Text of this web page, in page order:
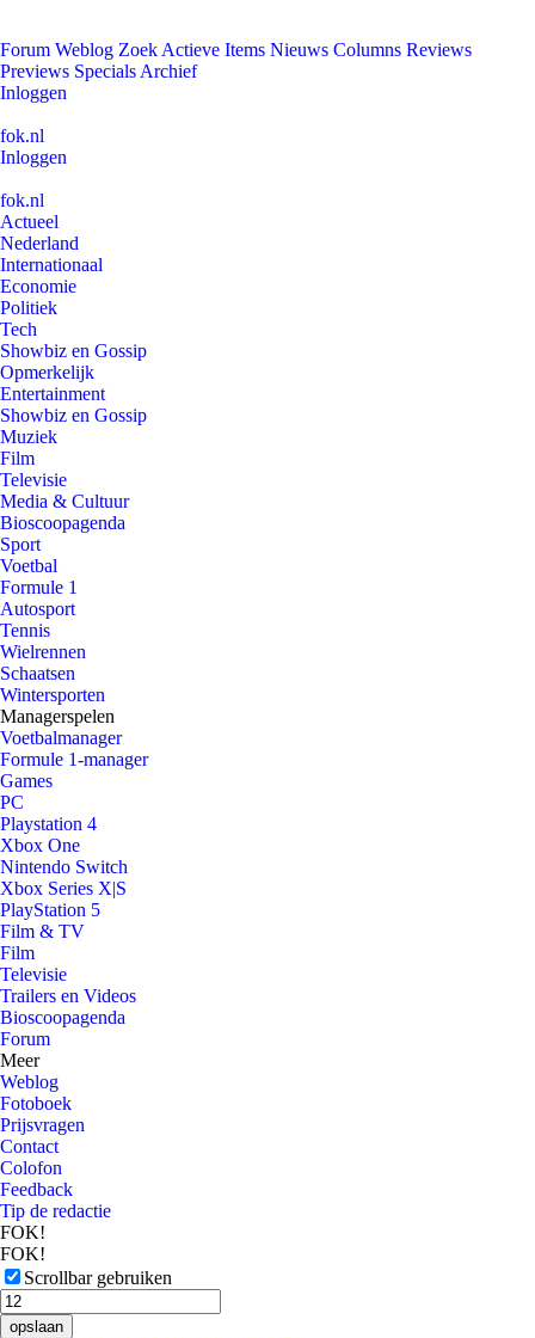
Forum Weblog Zoek Actieve Items Nieuws Columns Reviews
Previews Specials Archief
Inloggen
fok.nl
Inloggen
fok.nl
Actueel
Nederland
Internationaal
Economie
Politiek
Tech
Showbiz en Gossip
Opmerkelijk
Entertainment
Showbiz en Gossip
Muziek
Film
Televisie
Media & Cultuur
Bioscoopagenda
Sport
Voetbal
Formule 1
Autosport
Tennis
Wielrennen
Schaatsen
Wintersporten
Managerspelen
Voetbalmanager
Formule 1-manager
Games
PC
Playstation 4
Xbox One
Nintendo Switch
Xbox Series X|S
PlayStation 5
Film & TV
Film
Televisie
Trailers en Videos
Bioscoopagenda
Forum
Meer
Weblog
Fotoboek
Prijsvragen
Contact
Colofon
Feedback
Tip de redactie
FOK!
FOK!
Scrollbar gebruiken
opslaan